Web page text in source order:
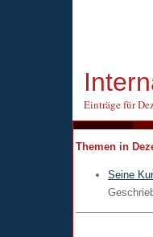
Einträge für
Themen in
Seine